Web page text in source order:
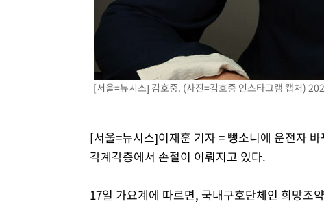
[속보]경찰, '홍명보 선임 논란' 대한축구협회·축구회관 등 압수
[서울=뉴시스] 김호중. (사진=김호중 인스타그램 캡처)
[서울=뉴시스]이재훈 기자 = 뺑소니에 운전자
각계각층에서 손절이 이뤄지고 있다.
17일 가요계에 따르면, 국내구호단체인 희망조